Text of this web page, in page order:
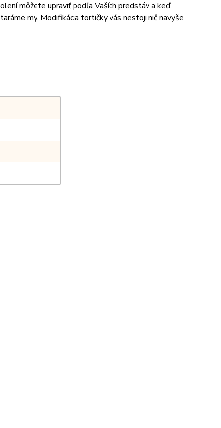
môžete upraviť podľa Vaších predstáv a keď
my. Modifikácia tortičky vás nestoji nič navyše.